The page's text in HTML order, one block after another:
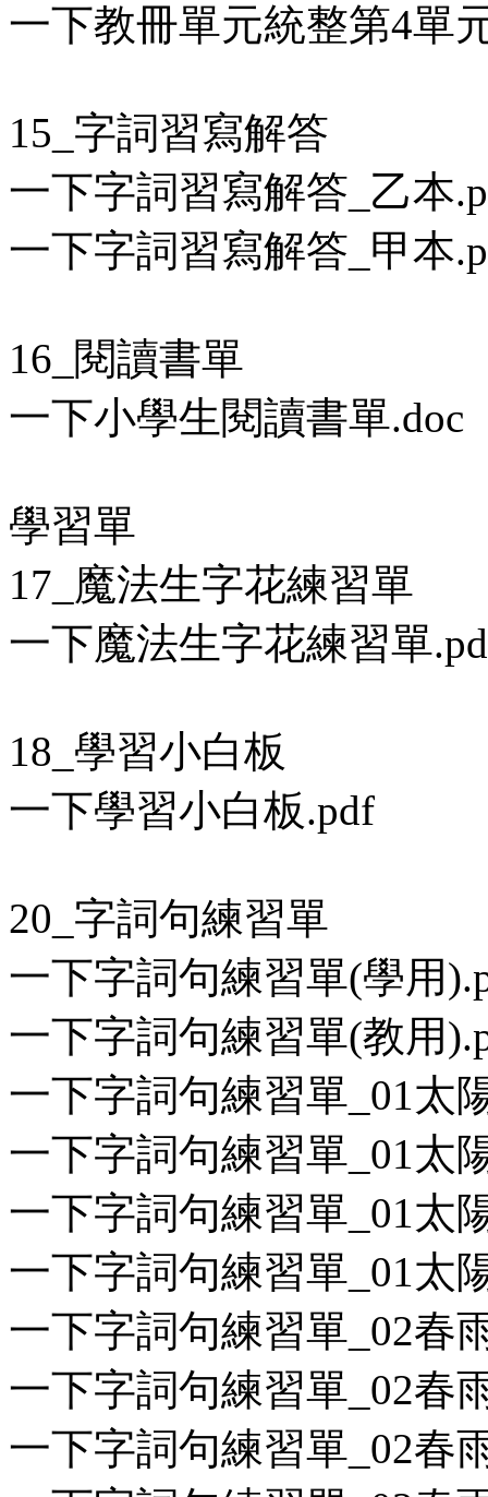
一下教冊單元統整第4單
15_字詞習寫解答
一下字詞習寫解答_乙本
一下字詞習寫解答_甲本
16_閱讀書單
一下小學生閱讀書單.doc
學習單
17_魔法生字花練習單
一下魔法生字花練習單
18_學習小白板
一下學習小白板.pdf
20_字詞句練習單
一下字詞句練習單(學用
一下字詞句練習單(教用
一下字詞句練習單_01太
一下字詞句練習單_01太
一下字詞句練習單_01太
一下字詞句練習單_01太
一下字詞句練習單_02春
一下字詞句練習單_02春
一下字詞句練習單_02春